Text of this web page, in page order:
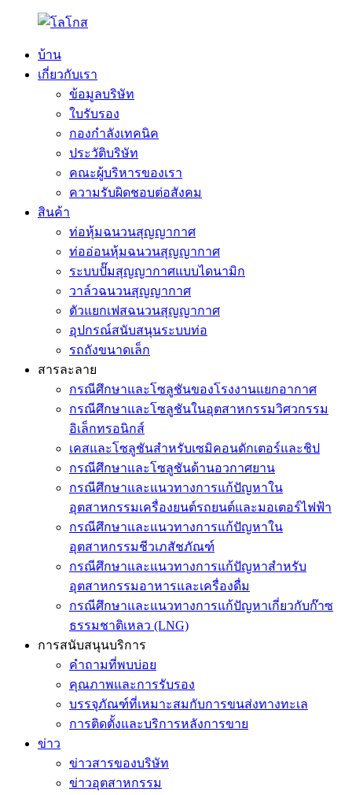
บ้าน
เกี่ยวกับเรา
ข้อมูลบริษัท
ใบรับรอง
กองกำลังเทคนิค
ประวัติบริษัท
คณะผู้บริหารของเรา
ความรับผิดชอบต่อสังคม
สินค้า
ท่อหุ้มฉนวนสุญญากาศ
ท่ออ่อนหุ้มฉนวนสุญญากาศ
ระบบปั๊มสุญญากาศแบบไดนามิก
วาล์วฉนวนสุญญากาศ
ตัวแยกเฟสฉนวนสุญญากาศ
อุปกรณ์สนับสนุนระบบท่อ
รถถังขนาดเล็ก
สารละลาย
กรณีศึกษาและโซลูชันของโรงงานแยกอากาศ
กรณีศึกษาและโซลูชันในอุตสาหกรรมวิศวกรรม
อิเล็กทรอนิกส์
เคสและโซลูชันสำหรับเซมิคอนดักเตอร์และชิป
กรณีศึกษาและโซลูชันด้านอวกาศยาน
กรณีศึกษาและแนวทางการแก้ปัญหาใน
อุตสาหกรรมเครื่องยนต์รถยนต์และมอเตอร์ไฟฟ้า
กรณีศึกษาและแนวทางการแก้ปัญหาใน
อุตสาหกรรมชีวเภสัชภัณฑ์
กรณีศึกษาและแนวทางการแก้ปัญหาสำหรับ
อุตสาหกรรมอาหารและเครื่องดื่ม
กรณีศึกษาและแนวทางการแก้ปัญหาเกี่ยวกับก๊าซ
ธรรมชาติเหลว (LNG)
การสนับสนุนบริการ
คำถามที่พบบ่อย
คุณภาพและการรับรอง
บรรจุภัณฑ์ที่เหมาะสมกับการขนส่งทางทะเล
การติดตั้งและบริการหลังการขาย
ข่าว
ข่าวสารของบริษัท
ข่าวอุตสาหกรรม